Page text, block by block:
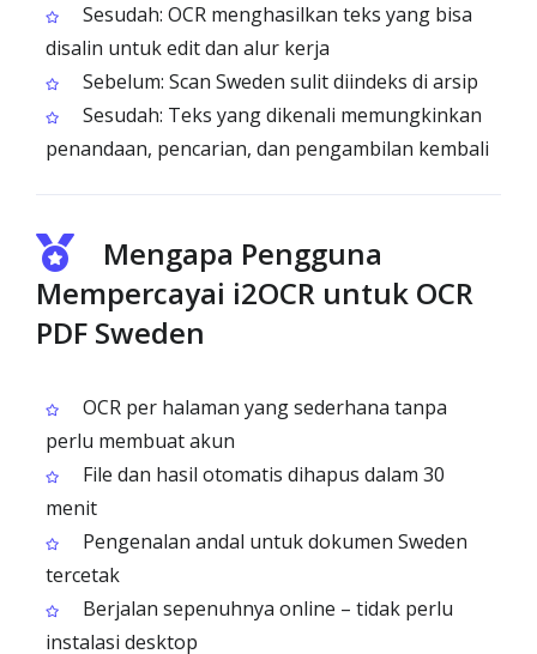
Sesudah: OCR menghasilkan teks yang bisa
disalin untuk edit dan alur kerja
Sebelum: Scan Sweden sulit diindeks di arsip
Sesudah: Teks yang dikenali memungkinkan
penandaan, pencarian, dan pengambilan kembali
Mengapa Pengguna
Mempercayai i2OCR untuk OCR
PDF Sweden
OCR per halaman yang sederhana tanpa
perlu membuat akun
File dan hasil otomatis dihapus dalam 30
menit
Pengenalan andal untuk dokumen Sweden
tercetak
Berjalan sepenuhnya online – tidak perlu
instalasi desktop